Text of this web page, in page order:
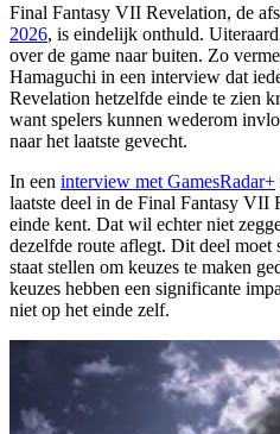
Final Fantasy VII Revelation, de
2026, is eindelijk onthuld.
over de game naar buiten. Zo
Hamaguchi in een interview dat
Revelation hetzelfde einde te zien
want spelers kunnen wederom
naar het laatste gevecht.
In een interview met GamesRadar+
laatste deel in de Final Fantasy VII
einde kent. Dat wil echter niet
dezelfde route aflegt. Dit deel moet
staat stellen om keuzes te maken
keuzes hebben een significante
niet op het einde zelf.